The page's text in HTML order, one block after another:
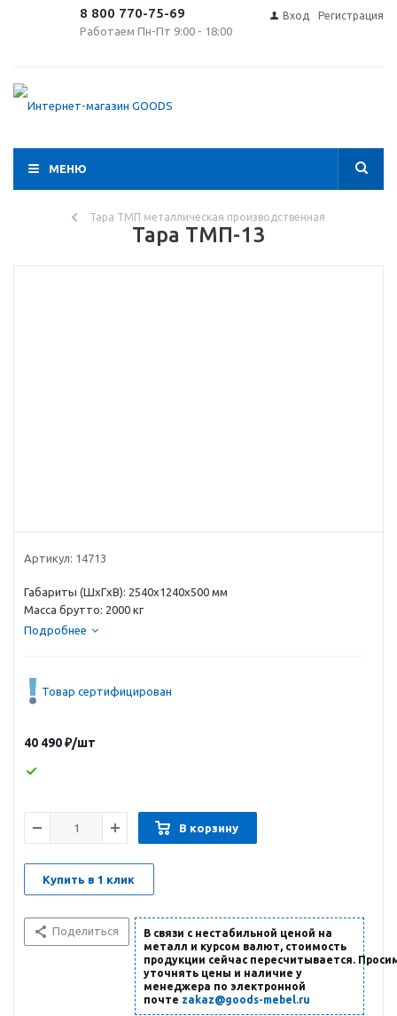
8 800 770-75-69
Работаем Пн-Пт 9:00 - 18:00
Вход Регистрация
МЕНЮ
Тара ТМП металлическая производственная
Тара ТМП-13
Артикул: 14713
Габариты (ШxГxВ): 2540х1240х500 мм
Масса брутто: 2000 кг
Подробнее
Товар сертифицирован
40 490₽/шт
В корзину
Купить в 1 клик
Поделиться
В связи с нестабильной ценой на
металл и курсом валют, стоимость
продукции сейчас пересчитывается.
уточнять цены и наличие у
менеджера по электронной
почте zakaz@goods-mebel.ru